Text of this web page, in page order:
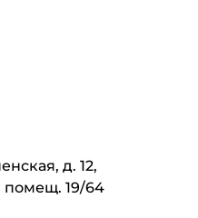
д. 12,
19/64